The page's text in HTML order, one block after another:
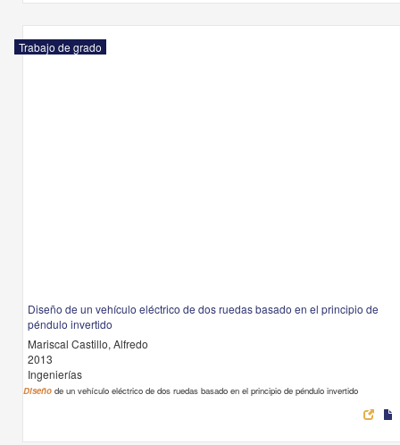
Trabajo de grado
Diseño de un vehículo eléctrico de dos ruedas basado en el principio de
péndulo invertido
Mariscal Castillo, Alfredo
2013
Ingenierías
Diseño de un vehículo eléctrico de dos ruedas basado en el principio de péndulo invertido